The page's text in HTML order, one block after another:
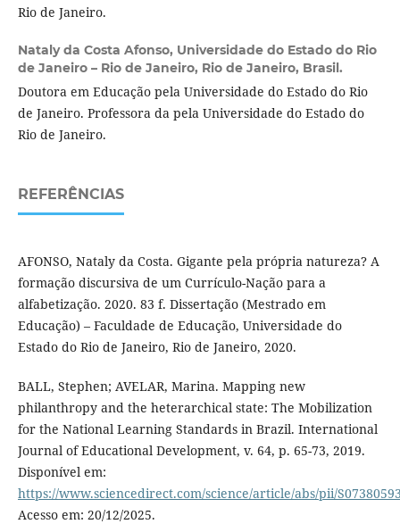
Rio de Janeiro.
Nataly da Costa Afonso, Universidade do Estado do Rio
de Janeiro – Rio de Janeiro, Rio de Janeiro, Brasil.
Doutora em Educação pela Universidade do Estado do Rio
de Janeiro. Professora da pela Universidade do Estado do
Rio de Janeiro.
REFERÊNCIAS
AFONSO, Nataly da Costa. Gigante pela própria natureza? A
formação discursiva de um Currículo-Nação para a
alfabetização. 2020. 83 f. Dissertação (Mestrado em
Educação) – Faculdade de Educação, Universidade do
Estado do Rio de Janeiro, Rio de Janeiro, 2020.
BALL, Stephen; AVELAR, Marina. Mapping new
philanthropy and the heterarchical state: The Mobilization
for the National Learning Standards in Brazil. International
Journal of Educational Development, v. 64, p. 65-73, 2019.
Disponível em:
https://www.sciencedirect.com/science/article/abs/pii/
Acesso em: 20/12/2025.